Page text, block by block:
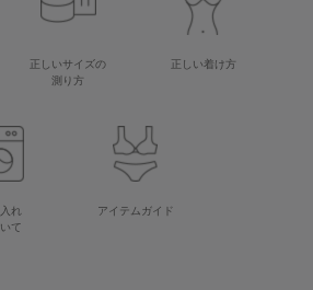
正しいサイズの
測り方
正しい着け方
れ
て
アイテムガイド